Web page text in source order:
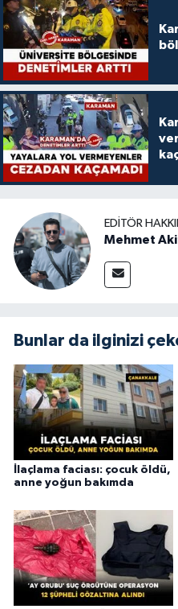
EDITÖR
Mehmet
Bunlar da ilginizi
İlaçlama faciası: çocuk öldü,
anne yoğun bakımda